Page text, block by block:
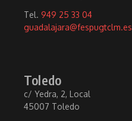
Tel. 949 25 33 04
guadalajara@fespugtclm.es
Toledo
c/ Yedra, 2, Local
45007 Toledo